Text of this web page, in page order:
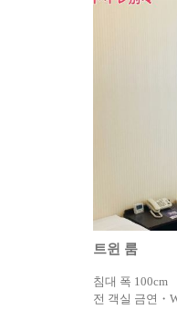
트윈 룸
침대 폭 100cm
전 객실 금연・